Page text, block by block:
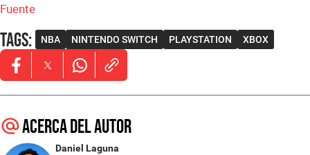
Fuente
Tags: NBA NINTENDO SWITCH PLAYSTATION XBOX
Opens in new window
Opens in new window
Opens in new window
Acerca del autor
Daniel Laguna